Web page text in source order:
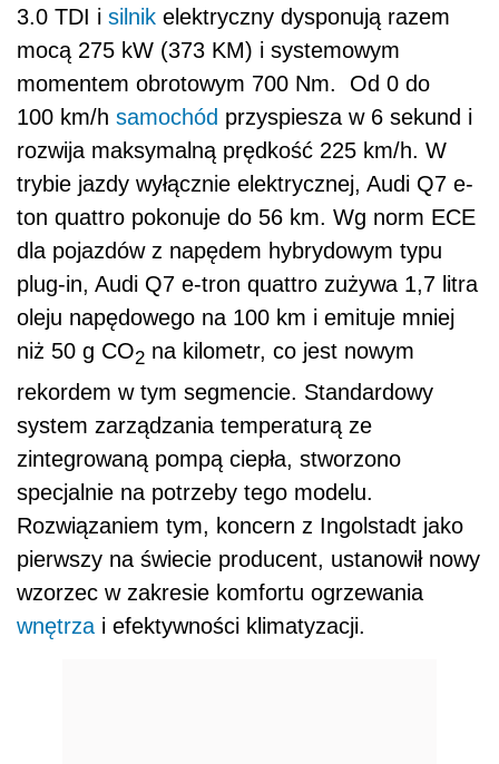
3.0 TDI i silnik elektryczny dysponują razem
mocą 275 kW (373 KM) i systemowym
momentem obrotowym 700 Nm. Od 0 do
100 km/h samochód przyspiesza w 6 sekund i
rozwija maksymalną prędkość 225 km/h. W
trybie jazdy wyłącznie elektrycznej, Audi Q7 e-
ton quattro pokonuje do 56 km. Wg norm ECE
dla pojazdów z napędem hybrydowym typu
plug-in, Audi Q7 e-tron quattro zużywa 1,7 litra
oleju napędowego na 100 km i emituje mniej
niż 50 g CO2 na kilometr, co jest nowym
rekordem w tym segmencie. Standardowy
system zarządzania temperaturą ze
zintegrowaną pompą ciepła, stworzono
specjalnie na potrzeby tego modelu.
Rozwiązaniem tym, koncern z Ingolstadt jako
pierwszy na świecie producent, ustanowił nowy
wzorzec w zakresie komfortu ogrzewania
wnętrza i efektywności klimatyzacji.